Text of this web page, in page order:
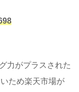
力がプラスされた
ため楽天市場が